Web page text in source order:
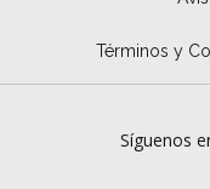
Términos y
Síguenos